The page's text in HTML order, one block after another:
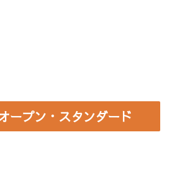
ープン・スタンダード